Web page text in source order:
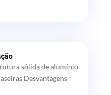
sólida de alumínio
Desvantagens